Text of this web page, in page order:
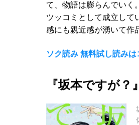
て、物語は膨らんでいく
ツッコミとして成立して
感にも親近感が湧いて作
ソク読み 無料試し読みは
『坂本ですが？』